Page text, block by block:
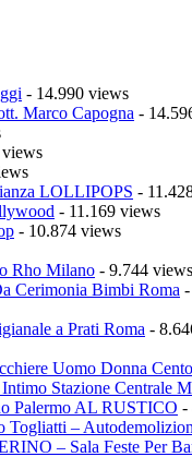
- 14.990 views
Marco Capogna -
LOLLIPOPS -
- 11.169 views
- 10.874 views
Rho Milano - 9.744 views
Bimbi Roma
a Prati Roma -
Uomo Donna
Stazione Centrale
Palermo AL RUSTICO -
–
– Sala Feste Per